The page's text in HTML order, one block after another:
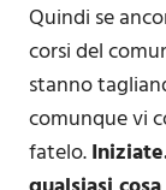
Quindi se
corsi del
stanno
comunque vi
fatelo.